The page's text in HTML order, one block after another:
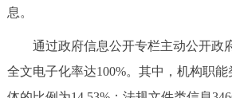
息。
通过政府信息公开专栏主动公开政府
全文电子化率达100%。其中，机构职能